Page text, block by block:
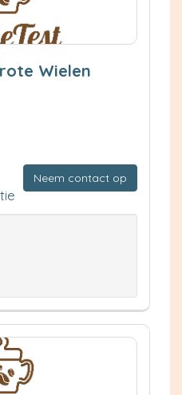
Wielen
Neem contact op